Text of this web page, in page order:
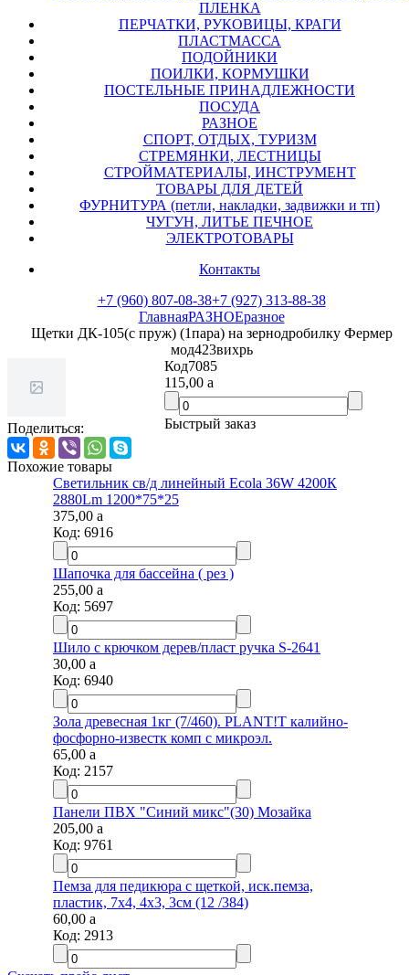
ПЛЕНКА
ПЕРЧАТКИ, РУКОВИЦЫ, КРАГИ
ПЛАСТМАССА
ПОДОЙНИКИ
ПОИЛКИ, КОРМУШКИ
ПОСТЕЛЬНЫЕ ПРИНАДЛЕЖНОСТИ
ПОСУДА
РАЗНОЕ
СПОРТ, ОТДЫХ, ТУРИЗМ
СТРЕМЯНКИ, ЛЕСТНИЦЫ
СТРОЙМАТЕРИАЛЫ, ИНСТРУМЕНТ
ТОВАРЫ ДЛЯ ДЕТЕЙ
ФУРНИТУРА (петли, накладки, задвижки и тп)
ЧУГУН, ЛИТЬЕ ПЕЧНОЕ
ЭЛЕКТРОТОВАРЫ
Контакты
+7 (960) 807-08-38+7 (927) 313-88-38
ГлавнаяРАЗНОЕразное
Щетки ДК-105(с пруж) (1пара) на зернодробилку Фермер
мод423вихрь
Поделиться:
Код7085
115,00a
Быстрый заказ
Похожие товары
Светильник св/д линейный Ecola 36W 4200К
2880Lm 1200*75*25
375,00a
Код:6916
Шапочка для бассейна ( рез )
255,00a
Код:5697
Шило c крючком дерев/пласт ручка S-2641
30,00a
Код:6940
Зола древесная 1кг (7/460). PLANT!T калийно-
фосфорно-известк комп с микроэл.
65,00a
Код:2157
Панели ПВХ "Синий микс"(30) Мозайка
205,00a
Код:9761
Пемза для педикюра с щеткой, иск.пемза,
пластик, 7х4, 4х3, 3см (12 /384)
60,00a
Код:2913